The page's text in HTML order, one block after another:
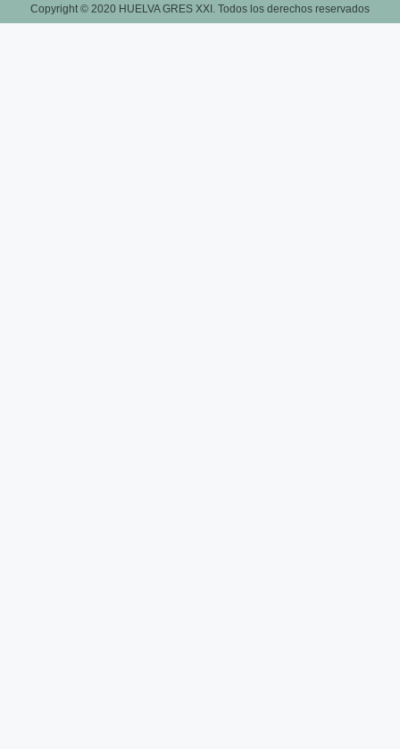
Copyright © 2020 HUELVA GRES XXI. Todos los derechos reservados